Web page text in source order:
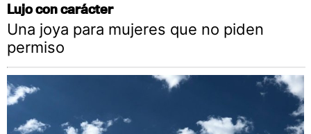
Lujo con carácter
Una joya para mujeres que no piden
permiso